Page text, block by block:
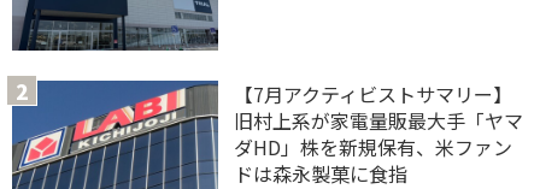
【7月アクティビストサマリー】
旧村上系が家電量販最大手「ヤマ
ダHD」株を新規保有、米ファン
ドは森永製菓に食指